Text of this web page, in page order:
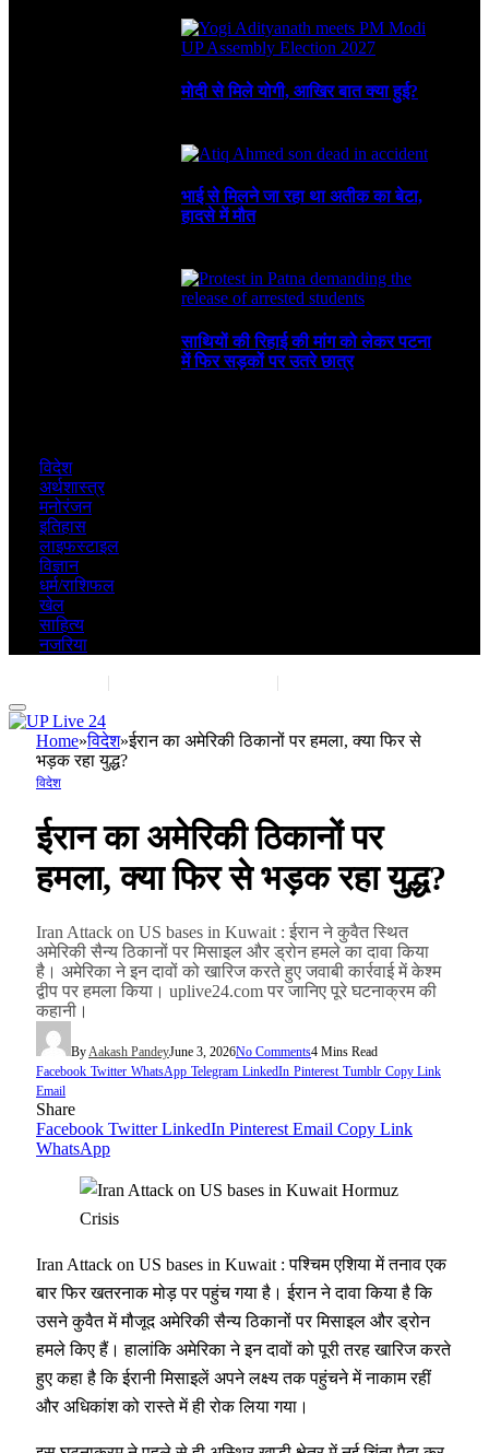
मोदी से मिले योगी, आखिर बात क्या हुई?
भाई से मिलने जा रहा था अतीक का बेटा,
हादसे में मौत
साथियों की रिहाई की मांग को लेकर पटना
में फिर सड़कों पर उतरे छात्र
विदेश
अर्थशास्त्र
मनोरंजन
इतिहास
लाइफस्टाइल
विज्ञान
धर्म/राशिफल
खेल
साहित्य
नजरिया
| |
Home»विदेश»ईरान का अमेरिकी ठिकानों पर हमला, क्या फिर से
भड़क रहा युद्ध?
विदेश
ईरान का अमेरिकी ठिकानों पर
हमला, क्या फिर से भड़क रहा युद्ध?
Iran Attack on US bases in Kuwait : ईरान ने कुवैत स्थित
अमेरिकी सैन्य ठिकानों पर मिसाइल और ड्रोन हमले का दावा किया
है। अमेरिका ने इन दावों को खारिज करते हुए जवाबी कार्रवाई में केश्म
द्वीप पर हमला किया। uplive24.com पर जानिए पूरे घटनाक्रम की
कहानी।
By Aakash PandeyJune 3, 2026No Comments4 Mins Read
Facebook Twitter WhatsApp Telegram LinkedIn Pinterest Tumblr Copy Link
Email
Share
Facebook Twitter LinkedIn Pinterest Email Copy Link
WhatsApp
Iran Attack on US bases in Kuwait : पश्चिम एशिया में तनाव एक
बार फिर खतरनाक मोड़ पर पहुंच गया है। ईरान ने दावा किया है कि
उसने कुवैत में मौजूद अमेरिकी सैन्य ठिकानों पर मिसाइल और ड्रोन
हमले किए हैं। हालांकि अमेरिका ने इन दावों को पूरी तरह खारिज करते
हुए कहा है कि ईरानी मिसाइलें अपने लक्ष्य तक पहुंचने में नाकाम रहीं
और अधिकांश को रास्ते में ही रोक लिया गया।